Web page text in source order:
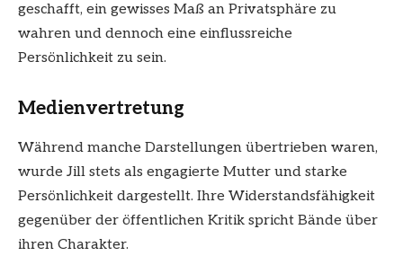
geschafft, ein gewisses Maß an Privatsphäre zu
wahren und dennoch eine einflussreiche
Persönlichkeit zu sein.
Medienvertretung
Während manche Darstellungen übertrieben waren,
wurde Jill stets als engagierte Mutter und starke
Persönlichkeit dargestellt. Ihre Widerstandsfähigkeit
gegenüber der öffentlichen Kritik spricht Bände über
ihren Charakter.